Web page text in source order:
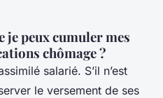
je peux cumuler mes
chômage ?
salarié. S’il n’est
le versement de ses